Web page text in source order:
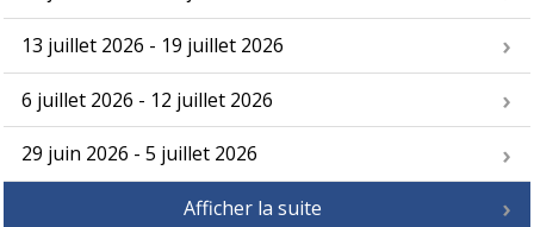
13 juillet 2026 - 19 juillet 2026
6 juillet 2026 - 12 juillet 2026
29 juin 2026 - 5 juillet 2026
Afficher la suite